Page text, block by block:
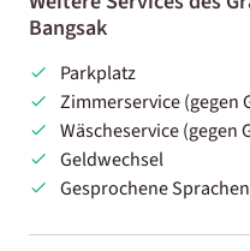
Bangsak
Parkplatz
Zimmerservice (gegen
Wäscheservice (gegen
Geldwechsel
Gesprochene